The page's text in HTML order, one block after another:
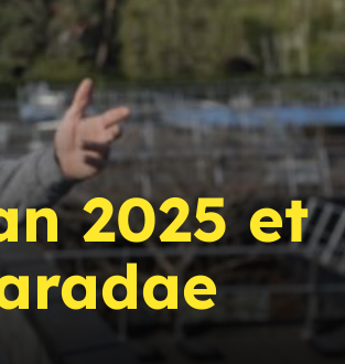
2025 et